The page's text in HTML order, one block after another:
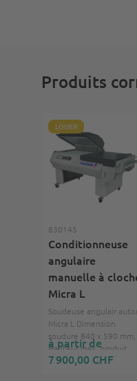
Produits
LOUER
830145
Conditionneuse
angulaire
manuelle à
Micra L
Soudeuse angulair
Micra L Dimension
soudure 840 x 590 mm,
Hauteur max. produit
300 mm, 400V, 3Ph,
à partir de
7 900,00 CHF